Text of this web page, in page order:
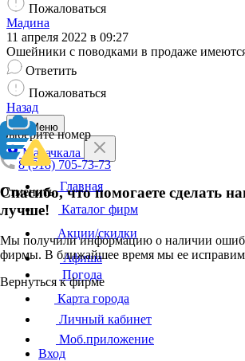
Пожаловаться
Мадина
11 апреля 2022 в 09:27
Ошейники с поводками в продаже
Ответить
Пожаловаться
Назад
Выберите номер
8 (918) 705-73-73
Отменить
Спасибо, что помогаете сделать
лучше!
Мы получили информацию о наличии
фирмы. В ближайшее время мы ее
Вернуться к фирме
Меню
Махачкала
Главная
Каталог фирм
Акции/скидки
Афиша
Погода
Карта города
Личный кабинет
Моб.приложение
Вход